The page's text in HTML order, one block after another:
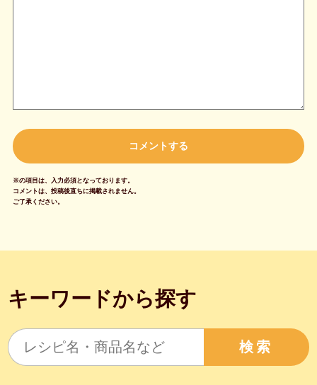
※の項目は、入力必須となっております。
コメントは、投稿後直ちに掲載されません。
ご了承ください。
キーワードから探す
検索